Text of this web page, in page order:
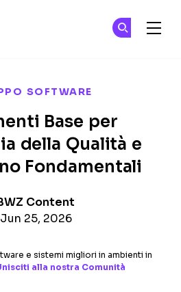
SOFTWARE
Base per
della Qualità e
Fondamentali
Content
25, 2026
e sistemi migliori in ambienti in
alla nostra Comunità